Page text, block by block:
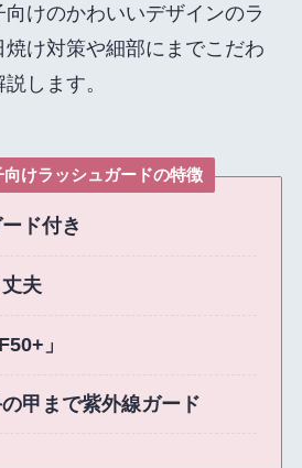
けのかわいいデザインのラ
焼け対策や細部にまでこだわ
します。
けラッシュガードの特徴
ド付き
夫
」
甲まで紫外線ガード